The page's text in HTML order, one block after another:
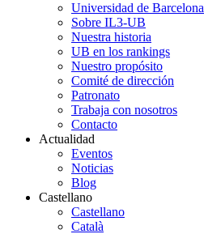
Universidad de Barcelona
Sobre IL3-UB
Nuestra historia
UB en los rankings
Nuestro propósito
Comité de dirección
Patronato
Trabaja con nosotros
Contacto
Actualidad
Eventos
Noticias
Blog
Castellano
Castellano
Català